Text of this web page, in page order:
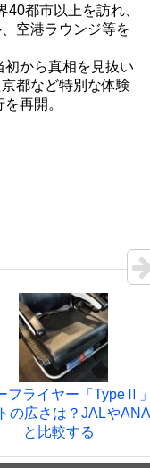
都市以上を訪れ、
空港ラウンジ等を
から真相を見抜い
都など特別な体験
再開。
フライヤー「TypeⅡ
の広さは？JALやANA
と比較する